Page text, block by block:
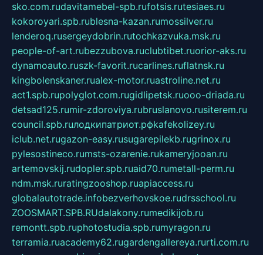
sko.com.rudavitamebel-spb.rufotsis.rutesiaes.ru
kokoroyari.spb.rublesna-kazan.rumossilver.ru
lenderoq.rusergeydobrin.rutochkazvuka.msk.ru
people-of-art.rubezzubova.ruclubtibet.ruorior-aks.ru
dynamoauto.ruszk-favorit.rucarlines.ruflatnsk.ru
kingbolenskaner.rualex-motor.ruastroline.net.ru
act1.spb.rupolyglot.com.rugidlipetsk.ruooo-driada.ru
detsad125.rumir-zdoroviya.rubruslanovo.rusiterem.ru
council.spb.ruлодкипатриот.рфkafekolizey.ru
iclub.net.rugazon-easy.rusugarepilekb.rugrinox.ru
pylesostineco.rumsts-ozarenie.rukameryjooan.ru
artemovskij.rudopler.spb.ruaid70.rumetall-perm.ru
ndm.msk.ruratingzooshop.ruapiaccess.ru
globalautotrade.infobezverhovskoe.rudrsschool.ru
ZOOSMART.SPB.RUdalakony.rumedikijob.ru
remontt.spb.ruphotostudia.spb.rumyragon.ru
terramia.ruacademy62.rugardengallereya.rurti.com.ru